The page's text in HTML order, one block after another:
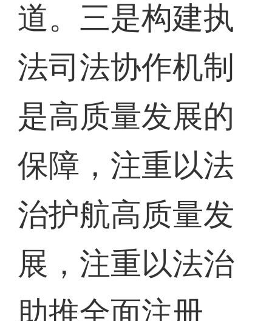
道。三是构建执
法司法协作机制
是高质量发展的
保障，注重以法
治护航高质量发
展，注重以法治
助推全面注册